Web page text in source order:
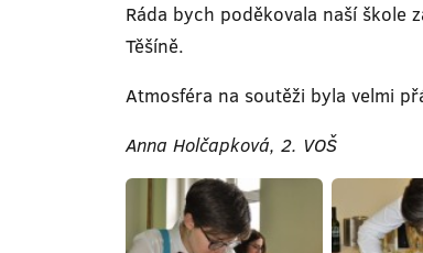
Ráda bych poděkovala naší škole
Těšíně.
Atmosféra na soutěži byla velmi
Anna Holčapková, 2. VOŠ